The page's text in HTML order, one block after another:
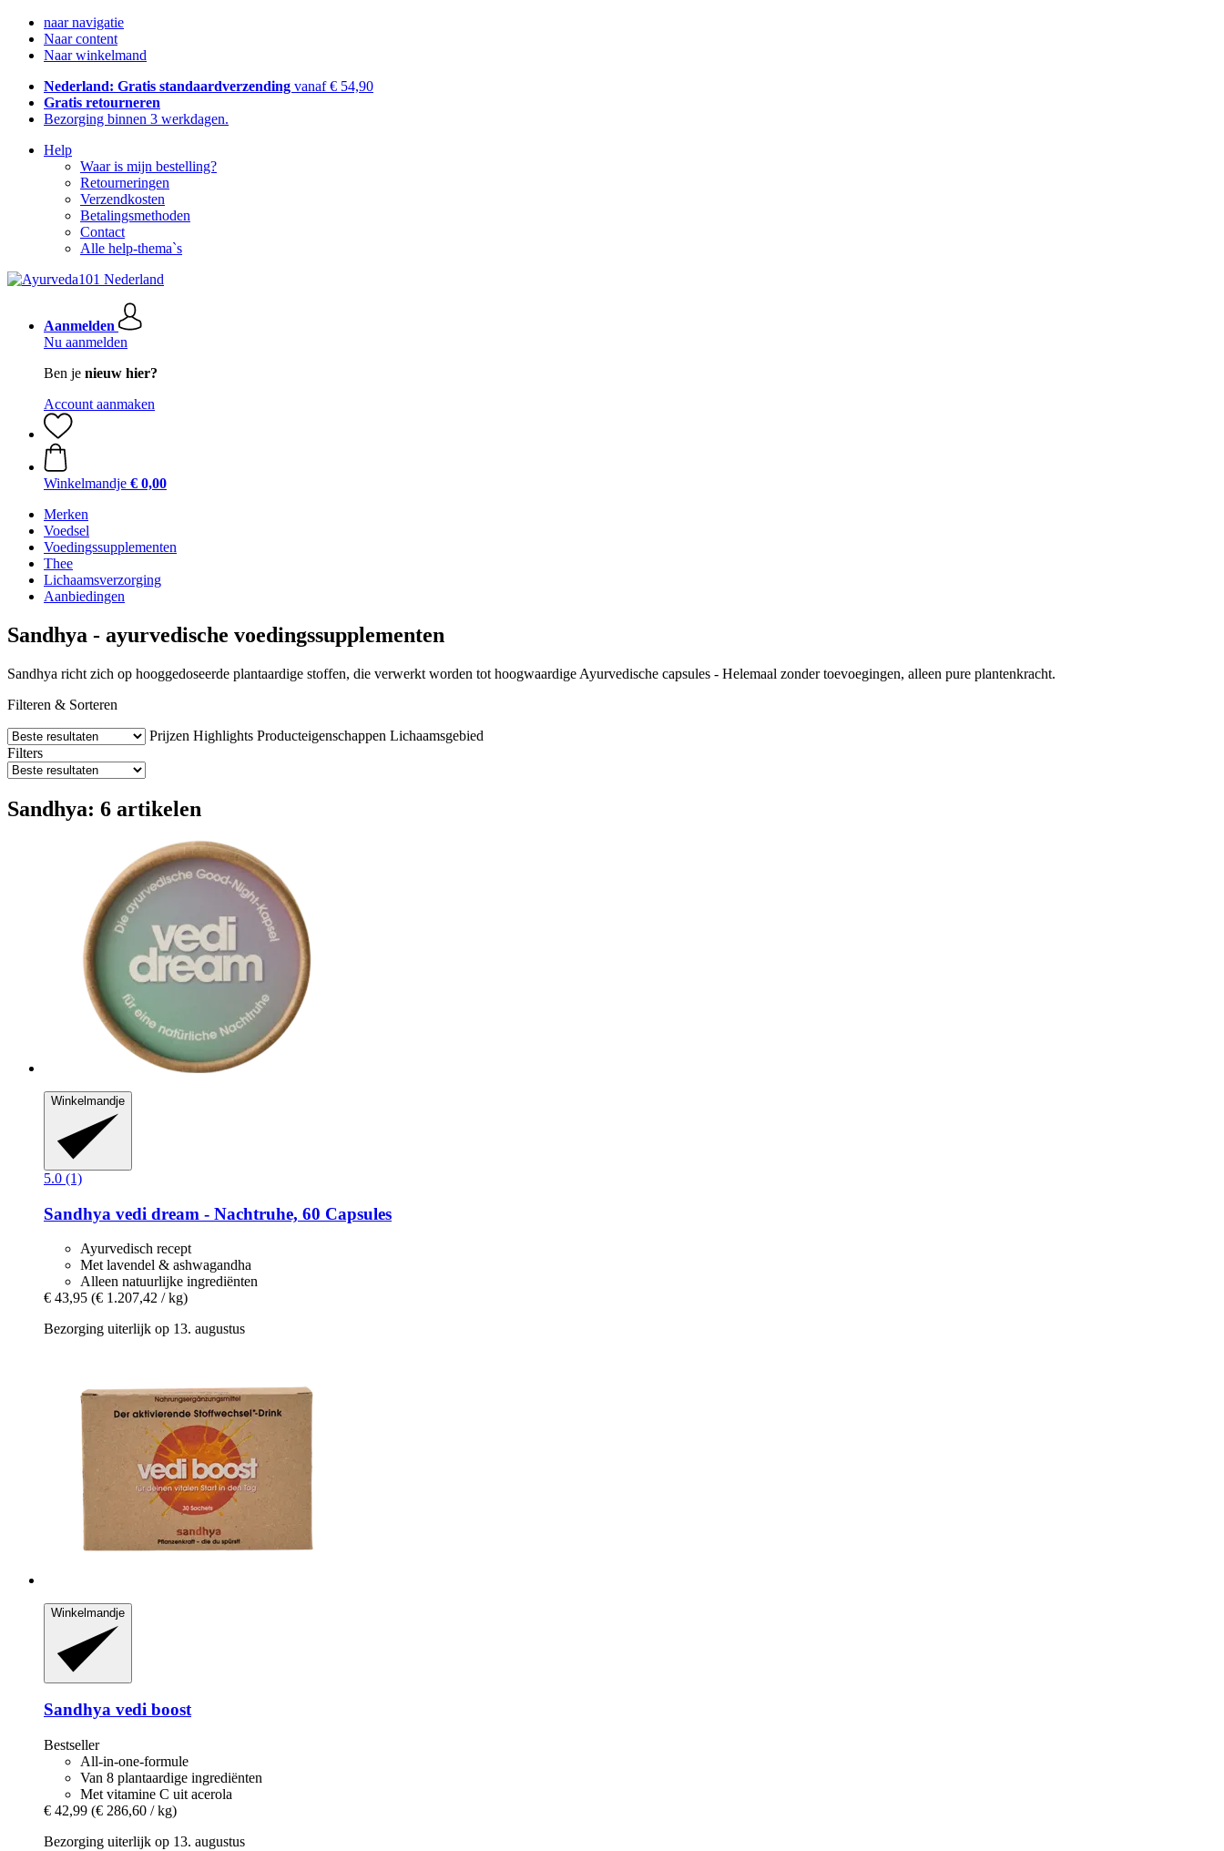
naar navigatie
Naar content
Naar winkelmand
Nederland: Gratis standaardverzending vanaf € 54,90
Gratis retourneren
Bezorging binnen 3 werkdagen.
Help
Waar is mijn bestelling?
Retourneringen
Verzendkosten
Betalingsmethoden
Contact
Alle help-thema`s
Aanmelden
Nu aanmelden
Ben je nieuw hier?
Account aanmaken
Winkelmandje € 0,00
Merken
Voedsel
Voedingssupplementen
Thee
Lichaamsverzorging
Aanbiedingen
Sandhya - ayurvedische voedingssupplementen
Sandhya richt zich op hooggedoseerde plantaardige stoffen, die verwerkt worden tot hoogwaardige Ayurvedische capsules - Helemaal zonder toevoegingen, alleen pure plantenkracht.
Filteren & Sorteren
Prijzen Highlights Producteigenschappen Lichaamsgebied
Filters
Sandhya: 6 artikelen
Winkelmandje
5.0 (1)
Sandhya vedi dream -​ Nachtruhe, 60 Capsules
Ayurvedisch recept
Met lavendel & ashwagandha
Alleen natuurlijke ingrediënten
€ 43,95 (€ 1.207,42 / kg)
Bezorging uiterlijk op 13. augustus
Winkelmandje
Sandhya vedi boost
Bestseller
All-in-one-formule
Van 8 plantaardige ingrediënten
Met vitamine C uit acerola
€ 42,99 (€ 286,60 / kg)
Bezorging uiterlijk op 13. augustus